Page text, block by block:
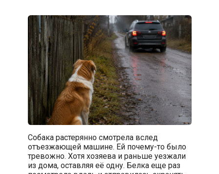
Собака растерянно смотрела вслед
отъезжающей машине. Ей почему-то было
тревожно. Хотя хозяева и раньше уезжали
из дома, оставляя её одну. Белка еще раз